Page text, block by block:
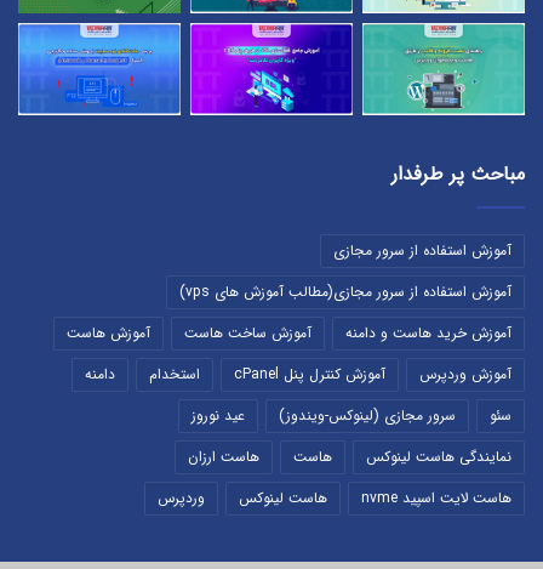
مباحث پر طرفدار
آموزش استفاده از سرور مجازی
آموزش استفاده از سرور مجازی(مطالب آموزش های vps)
آموزش خرید هاست و دامنه
آموزش ساخت هاست
آموزش هاست
آموزش وردپرس
آموزش کنترل پنل cPanel استخدام
دامنه
سئو
سرور مجازی (لینوکس-ویندوز)
عید نوروز
نمایندگی هاست لینوکس
هاست
هاست ارزان
هاست لایت اسپید nvme
هاست لینوکس وردپرس